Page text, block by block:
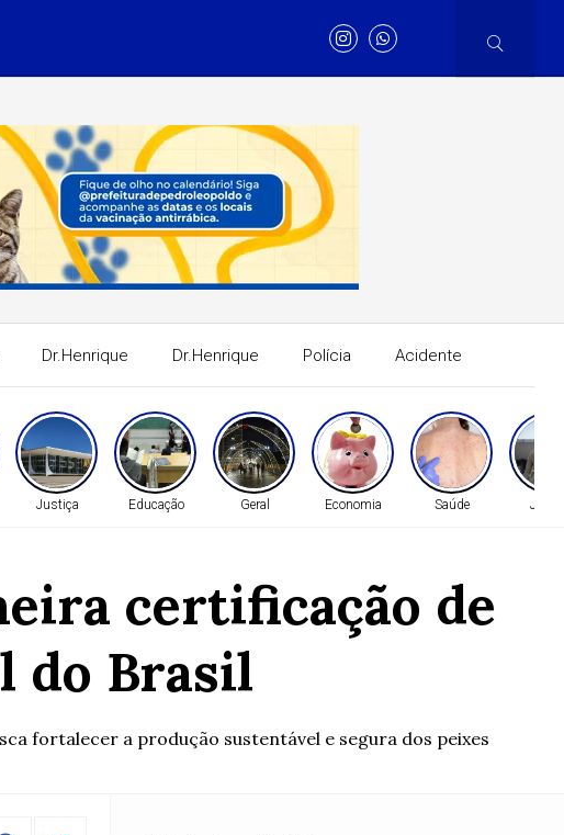
Dr.Henrique Dr.Henrique Polícia Acidente
Justiça Educação Geral Economia Saúde
certificação de
do Brasil
fortalecer a produção sustentável e segura dos peixes